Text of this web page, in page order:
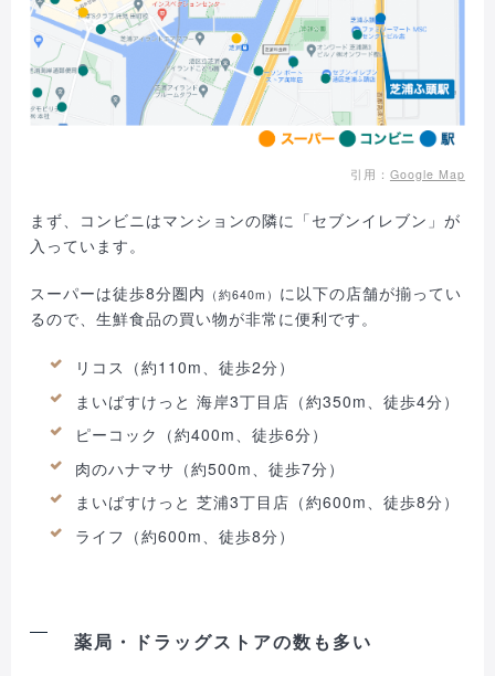
引用： Google Map
まず、コンビニはマンションの隣に「セブンイレブン」が
入っています。
スーパーは徒歩8分圏内 （約640m） に以下の店舗が揃ってい
るので、生鮮食品の買い物が非常に便利です。
リコス（約110m、徒歩2分）
まいばすけっと 海岸3丁目店（約350m、徒歩4分）
ピーコック（約400m、徒歩6分）
肉のハナマサ（約500m、徒歩7分）
まいばすけっと 芝浦3丁目店（約600m、徒歩8分）
ライフ（約600m、徒歩8分）
薬局・ドラッグストアの数も多い